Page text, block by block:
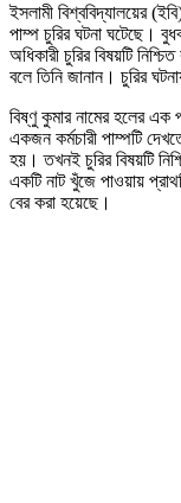
ইসলামী বিশ্ববিদ্যালয়ের
পাম্প চুরির ঘটনা ঘটেছে।
অধিকারী চুরির বিষয়টি
বলে তিনি জানান। চুরির
বিষ্ণু কুমার নামের হলের এক
একজন কর্মচারী পাম্পটি
হয়। তখনই চুরির বিষয়টি
একটি নাট খুঁজে পাওয়ায়
বের করা হয়েছে।